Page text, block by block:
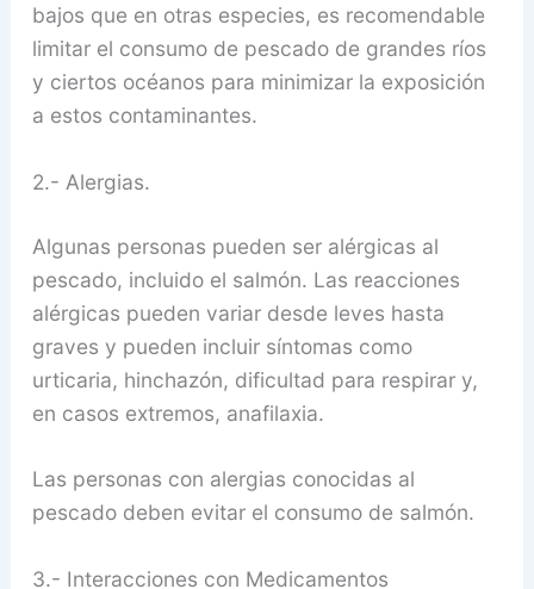
bajos que en otras especies, es recomendable
limitar el consumo de pescado de grandes ríos
y ciertos océanos para minimizar la exposición
a estos contaminantes.
2.- Alergias.
Algunas personas pueden ser alérgicas al
pescado, incluido el salmón. Las reacciones
alérgicas pueden variar desde leves hasta
graves y pueden incluir síntomas como
urticaria, hinchazón, dificultad para respirar y,
en casos extremos, anafilaxia.
Las personas con alergias conocidas al
pescado deben evitar el consumo de salmón.
3.- Interacciones con Medicamentos